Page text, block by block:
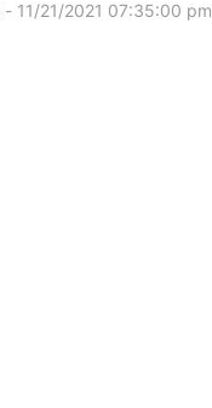
- 11/21/2021 07:35:00 pm